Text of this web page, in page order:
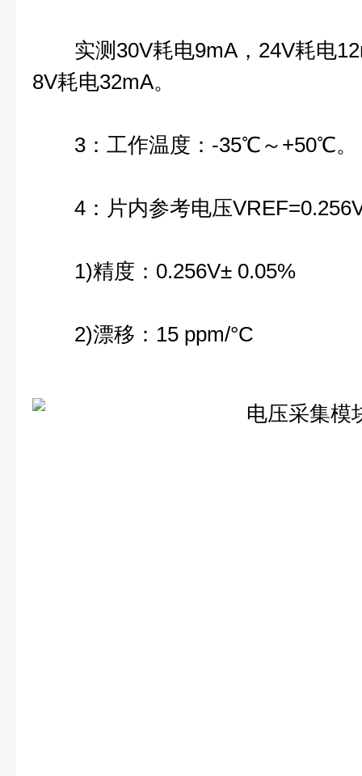
实测30V耗电9mA，24V耗电
8V耗电32mA。
3：工作温度：-35℃～+50℃。
4：片内参考电压
1)精度：0.256V± 0.05%
2)漂移：15 ppm/°C